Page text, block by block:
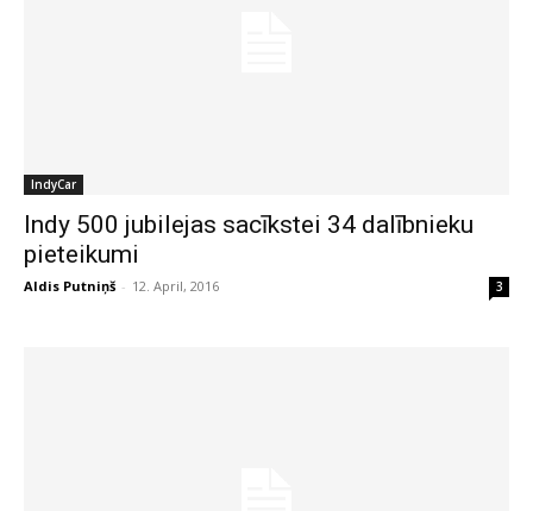
IndyCar
Indy 500 jubilejas sacīkstei 34 dalībnieku
pieteikumi
Aldis Putniņš - 12. April, 2016 3